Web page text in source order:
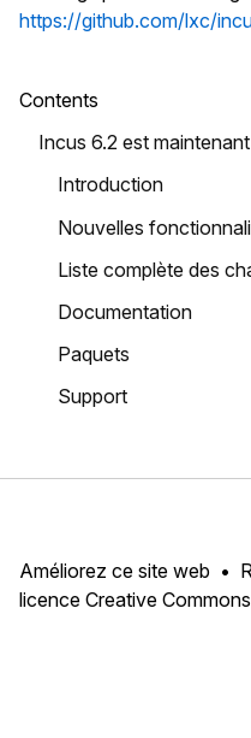
https://github.com/lxc/
Contents
Incus 6.2 est
Introduction
Nouvelles
Liste complète des
Documentation
Paquets
Support
Améliorez ce site web
licence Creative